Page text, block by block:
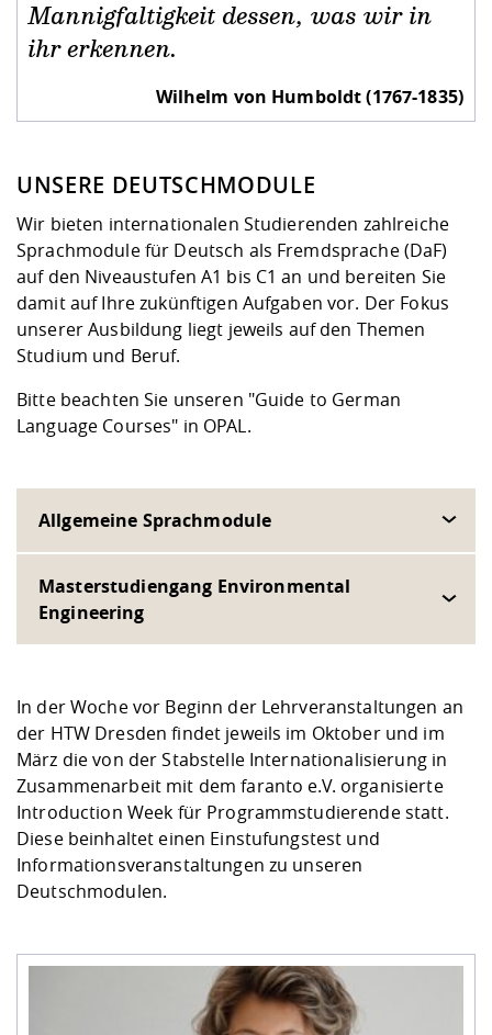
Checkliste zum
Digitales Lernen
Fremdsprachen
Jobs, Praktika,
Angebote der
Arbeit
Career Service
Weiterbilden im
Internationale
Gründung und
Förderverein
Informatik/
Landbau/
Angebote für Unternehmen
Kontakt und Anfahrt
Mannigfaltigkeit dessen, was wir in
ihr erkennen.
Wilhelm von Humboldt (1767-1835)
UNSERE DEUTSCHMODULE
Wir bieten internationalen Studierenden zahlreiche
Sprachmodule für Deutsch als Fremdsprache (DaF)
auf den Niveaustufen A1 bis C1 an und bereiten Sie
damit auf Ihre zukünftigen Aufgaben vor. Der Fokus
unserer Ausbildung liegt jeweils auf den Themen
Studium und Beruf.
Bitte beachten Sie unseren "Guide to German
Language Courses" in OPAL.
Allgemeine Sprachmodule
Masterstudiengang Environmental
Engineering
In der Woche vor Beginn der Lehrveranstaltungen an
der HTW Dresden findet jeweils im Oktober und im
März die von derStabstelle Internationalisierungin
Zusammenarbeit mit dem faranto e.V. organisierte
Introduction Week für Programmstudierende statt.
Diese beinhaltet einen Einstufungstest und
Informationsveranstaltungen zu unseren
Deutschmodulen.